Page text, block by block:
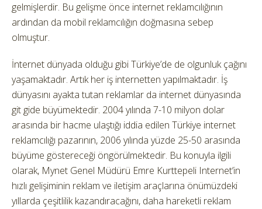
gelmişlerdir. Bu gelişme önce internet reklamcılığının
ardından da mobil reklamcılığın doğmasına sebep
olmuştur.
İnternet dünyada olduğu gibi Türkiye’de de olgunluk çağını
yaşamaktadır. Artık her iş internetten yapılmaktadır. İş
dünyasını ayakta tutan reklamlar da internet dünyasında
git gide büyümektedir. 2004 yılında 7-10 milyon dolar
arasında bir hacme ulaştığı iddia edilen Türkiye internet
reklamcılığı pazarının, 2006 yılında yüzde 25-50 arasında
büyüme göstereceği öngörülmektedir. Bu konuyla ilgili
olarak, Mynet Genel Müdürü Emre Kurttepeli Internet’in
hızlı gelişiminin reklam ve iletişim araçlarına önümüzdeki
yıllarda çeşitlilik kazandıracağını, daha hareketli reklam